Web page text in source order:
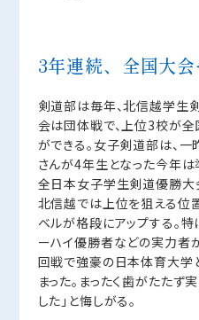
3年連続、全国大
剣道部は毎年、北信越学生
会は団体戦で、上位3校が
ができる。女子剣道部は、
さんが4年生となった今年
全日本女子学生剣道優勝大
北信越では上位を狙える位
ベルが格段にアップする。
ーハイ優勝者などの実力者
回戦で強豪の日本体育大学
まった。まったく歯がたた
した」と悔しがる。